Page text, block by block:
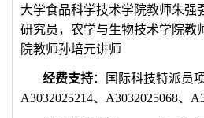
大学食品科学技术学院教师朱强
研究员，农学与生物技术学院教
院教师孙培元讲师
经费支持：国际科技特派员
A3032025214、 A3032025068、